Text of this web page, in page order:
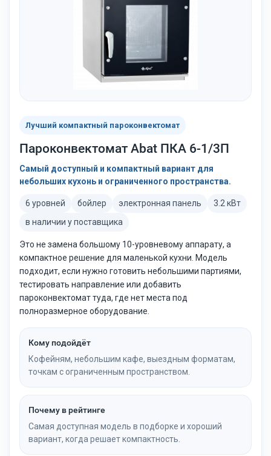
Лучший компактный пароконвектомат
Пароконвектомат Abat ПКА 6-1/3П
Самый доступный и компактный вариант для
небольших кухонь и ограниченного пространства.
6 уровней бойлер электронная панель
3.2 кВт
в наличии у поставщика
Это не замена большому 10-уровневому аппарату, а
компактное решение для маленькой кухни. Модель
подходит, если нужно готовить небольшими партиями,
тестировать направление или добавить
пароконвектомат туда, где нет места под
полноразмерное оборудование.
Кому подойдёт
Кофейням, небольшим кафе, выездным форматам,
точкам с ограниченным пространством.
Почему в рейтинге
Самая доступная модель в подборке и хороший
вариант, когда решает компактность.